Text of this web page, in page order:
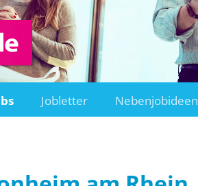
Jobletter Nebenjobideen